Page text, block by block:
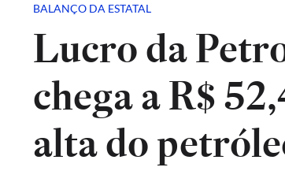
BALANÇO DA ESTATAL
Lucro da
chega a R$
alta do